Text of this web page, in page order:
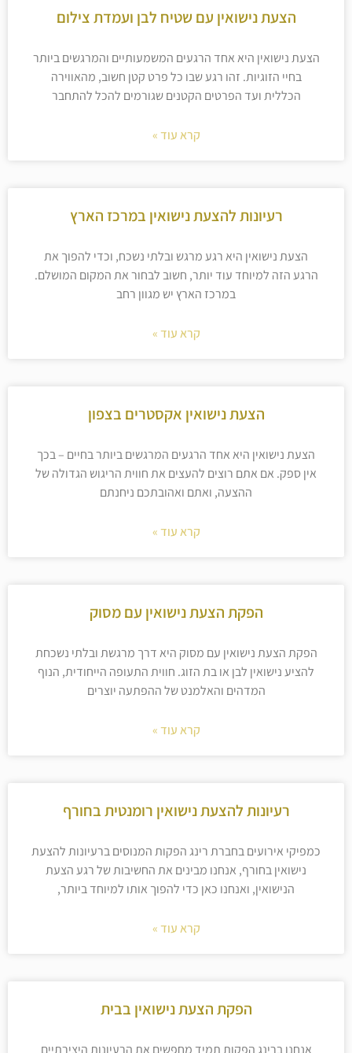
הצעת נישואין עם שטיח לבן ועמדת צילום
הצעת נישואין היא אחד הרגעים המשמעותיים והמרגשים ביותר
בחיי הזוגיות. זהו רגע שבו כל פרט קטן חשוב, מהאווירה
הכללית ועד הפרטים הקטנים שגורמים להכל להתחבר
קרא עוד »
רעיונות להצעת נישואין במרכז הארץ
הצעת נישואין היא רגע מרגש ובלתי נשכח, וכדי להפוך את
הרגע הזה למיוחד עוד יותר, חשוב לבחור את המקום המושלם.
במרכז הארץ יש מגוון רחב
קרא עוד »
הצעת נישואין אקסטרים בצפון
הצעת נישואין היא אחד הרגעים המרגשים ביותר בחיים – בכך
אין ספק. אם אתם רוצים להעצים את חווית הריגוש הגדולה של
ההצעה, ואתם ואהובתכם ניחנתם
קרא עוד »
הפקת הצעת נישואין עם מסוק
הפקת הצעת נישואין עם מסוק היא דרך מרגשת ובלתי נשכחת
להציע נישואין לבן או בת הזוג. חווית התעופה הייחודית, הנוף
המדהים והאלמנט של ההפתעה יוצרים
קרא עוד »
רעיונות להצעת נישואין רומנטית בחורף
כמפיקי אירועים בחברת רינג הפקות המנוסים ברעיונות להצעת
נישואין בחורף, אנחנו מבינים את החשיבות של רגע הצעת
הנישואין, ואנחנו כאן כדי להפוך אותו למיוחד ביותר,
קרא עוד »
הפקת הצעת נישואין בבית